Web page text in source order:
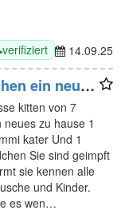
verifiziert 14.09.25
ein neues
kitten von 7
neues zu hause 1
kater Und 1
Sie sind geimpft
sie kennen alle
und Kinder.
es wen…